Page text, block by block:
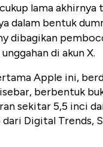
lama akhirnya
dalam bentuk
dibagikan
di akun X.
Apple ini,
berbentuk
sekitar 5,5 inci
Digital Trends,